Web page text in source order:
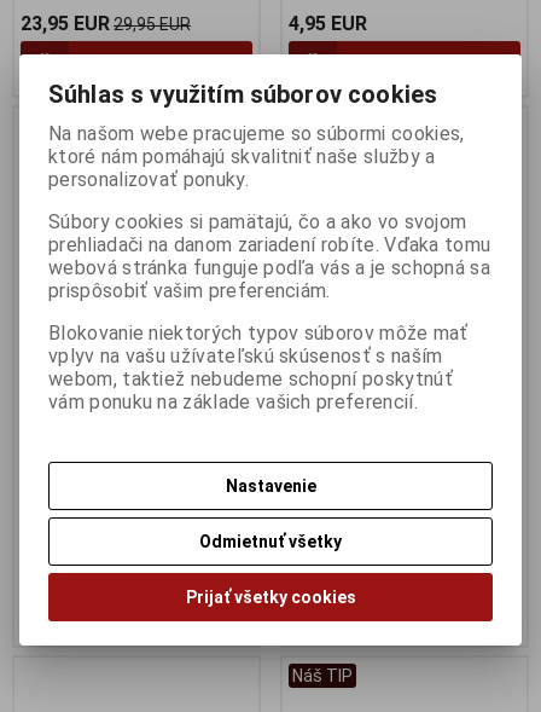
23,95 EUR29,95 EUR 4,95 EUR
1:72 LEXUS RX 300 RED -
SCHUCO JUNIOR - SCHUCO
Skladom:2 ks
4,95 EUR
Náš TIP
1:72 LAND ROVER
FREELANDER ORANGE -
Výrobca:
331623505
Skladom:
3 EUR
Pridať do košíka
Náš TIP
Súhlas s využitím súborov cookies
Na našom webe pracujeme so súbormi cookies,
ktoré nám pomáhajú skvalitniť naše služby a
personalizovať ponuky.
Súbory cookies si pamätajú, čo a ako vo svojom
prehliadači na danom zariadení robíte. Vďaka tomu
webová stránka funguje podľa vás a je schopná sa
prispôsobiť vašim preferenciám.
Blokovanie niektorých typov súborov môže mať
vplyv na vašu užívateľskú skúsenosť s naším
webom, taktiež nebudeme schopní poskytnúť
vám ponuku na základe vašich preferencií.
Nastavenie
Odmietnuť všetky
Prijať všetky cookies